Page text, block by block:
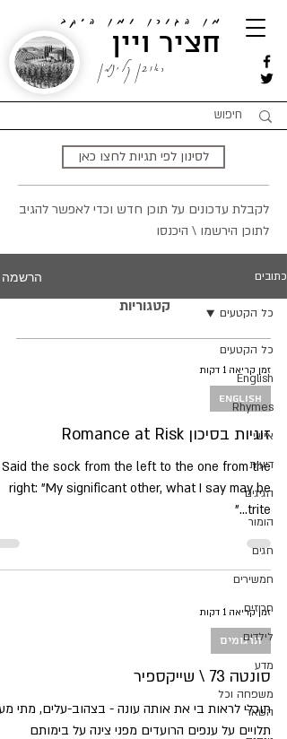
מן הגורן ומן היקב
חציר ויין
ראובן קלינמן
לסינון לפי תגיות לחצו כאן
לקבלת עדכונים על תוכן חדש וכדי לאפשר להגיב
לתוכן הירשמו \ היכנסו
כתובים הרשמה
כל הקטעים
English
Rhymes
אישי
דיעות
הגיגים
הומור
חגים
חמשירים
חרוזים
לילדים
מדע
משפחה וכל
השאר
כל הקטעים
זמן קריאה 1 דקות
English
זוגיות בסיכון Romance at Risk
Said the sock from the left to the one from the
right: "My significant other, what I say may be
trite..."
זמן קריאה 1 דקות
תרגומים
סונטה 73 \ שייקספיר
תוכלי לראות בי את אותה עונה - בצהוב-עלים, מתי
תלויים על ענפים הרועדים מפני צינה על בימותם
קטגוריות